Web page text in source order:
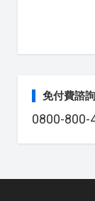
免付費諮
0800-800-